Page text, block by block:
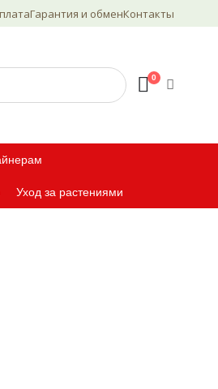
Гарантия и обменКонтакты
0
Уход за растениями